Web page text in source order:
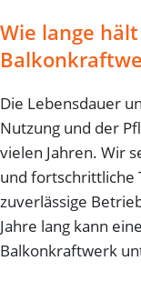
Wie lange
Die Lebensdauer
Nutzung und der
vielen Jahren. Wir
und fortschrittliche
zuverlässige
Jahre lang kann
Balkonkraftwerk